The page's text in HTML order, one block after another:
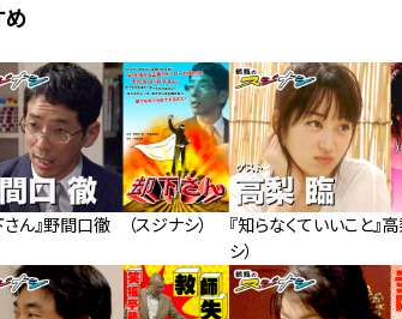
め
さん』野間口徹 （スジナシ）
『知らなくていいこと』
シ）